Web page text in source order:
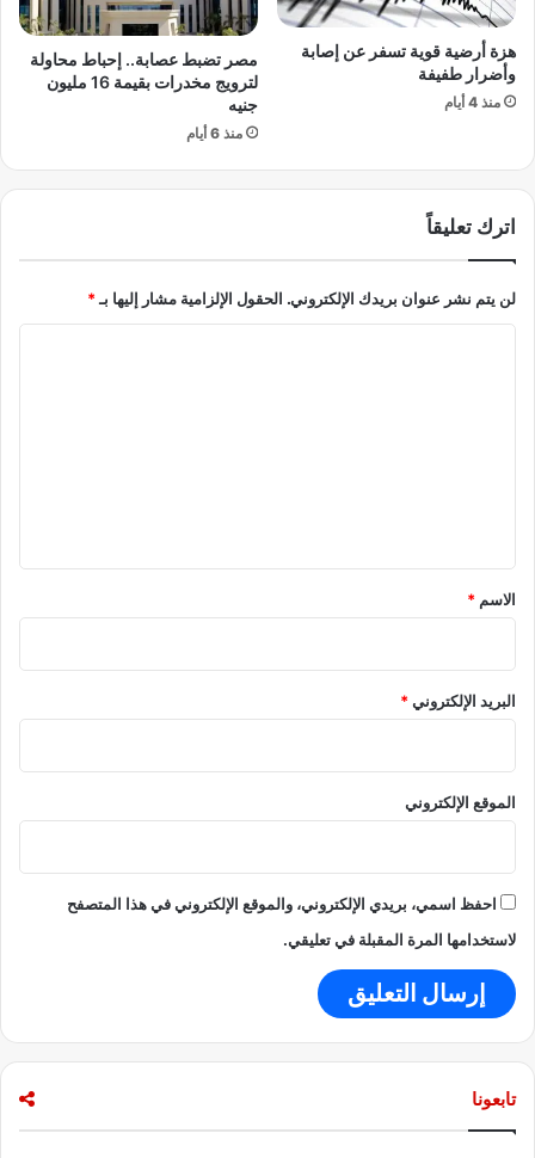
ي
ق
ا
ت
س
ة
ر
ي
خ
ص
هزة أرضية قوية تسفر عن إصابة
وأضرار طفيفة
منذ 4 أيام
مصر تضبط عصابة.. إحباط محاولة
لترويج مخدرات بقيمة 16 مليون
جنيه
منذ 6 أيام
اترك تعليقاً
لن يتم نشر عنوان بريدك الإلكتروني. الحقول الإلزامية مشار إليها بـ*
*
الاسم *
البريد الإلكتروني*
الموقع الإلكتروني
احفظ اسمي، بريدي الإلكتروني، والموقع الإلكتروني في هذا المتصفح
لاستخدامها المرة المقبلة في تعليقي.
تابعونا